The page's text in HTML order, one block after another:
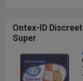
Ontex-ID
Super